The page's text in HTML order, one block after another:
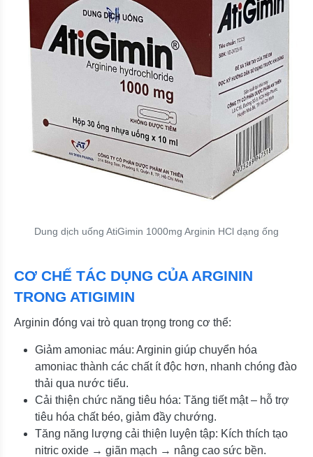
Dung dịch uống AtiGimin 1000mg Arginin HCl dạng ống
CƠ CHẾ TÁC DỤNG CỦA ARGININ
TRONG ATIGIMIN
Arginin đóng vai trò quan trọng trong cơ thể:
Giảm amoniac máu: Arginin giúp chuyển hóa
amoniac thành các chất ít độc hơn, nhanh chóng đào
thải qua nước tiểu.
Cải thiện chức năng tiêu hóa: Tăng tiết mật – hỗ trợ
tiêu hóa chất béo, giảm đầy chướng.
Tăng năng lượng cải thiện luyện tập: Kích thích tạo
nitric oxide → giãn mạch → nâng cao sức bền.